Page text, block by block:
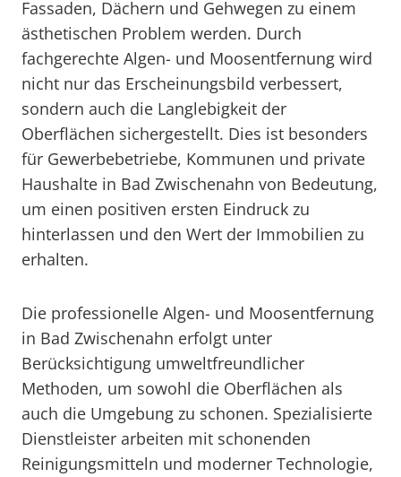
Fassaden, Dächern und Gehwegen zu einem
ästhetischen Problem werden. Durch
fachgerechte Algen- und Moosentfernung wird
nicht nur das Erscheinungsbild verbessert,
sondern auch die Langlebigkeit der
Oberflächen sichergestellt. Dies ist besonders
für Gewerbebetriebe, Kommunen und private
Haushalte in Bad Zwischenahn von Bedeutung,
um einen positiven ersten Eindruck zu
hinterlassen und den Wert der Immobilien zu
erhalten.
Die professionelle Algen- und Moosentfernung
in Bad Zwischenahn erfolgt unter
Berücksichtigung umweltfreundlicher
Methoden, um sowohl die Oberflächen als
auch die Umgebung zu schonen. Spezialisierte
Dienstleister arbeiten mit schonenden
Reinigungsmitteln und moderner Technologie,